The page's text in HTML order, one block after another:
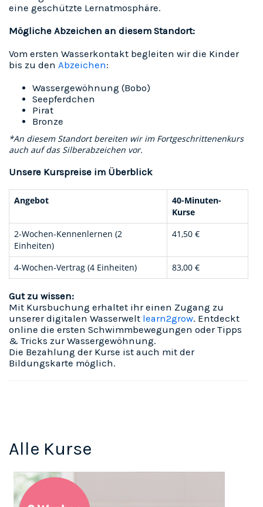
eine geschützte Lernatmosphäre.
Mögliche Abzeichen an diesem Standort:
Vom ersten Wasserkontakt begleiten wir die Kinder
bis zu den Abzeichen:
Wassergewöhnung (Bobo)
Seepferdchen
Pirat
Bronze
*An diesem Standort bereiten wir im Fortgeschrittenenkurs
auch auf das Silberabzeichen vor.
Unsere Kurspreise im Überblick
Angebot
40-Minuten-
Kurse
2-Wochen-Kennenlernen (2
Einheiten)
41,50 €
4-Wochen-Vertrag (4 Einheiten) 83,00 €
Gut zu wissen:
Mit Kursbuchung erhaltet ihr einen Zugang zu
unserer digitalen Wasserwelt learn2grow. Entdeckt
online die ersten Schwimmbewegungen oder Tipps
& Tricks zur Wassergewöhnung.
Die Bezahlung der Kurse ist auch mit der
Bildungskarte möglich.
Alle Kurse